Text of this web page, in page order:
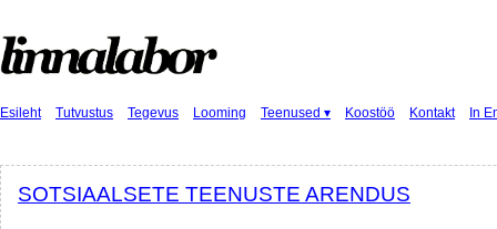
Esileht Tutvustus Tegevus Looming Teenused ▾ Koostöö Kontakt In
SOTSIAALSETE TEENUSTE ARENDUS